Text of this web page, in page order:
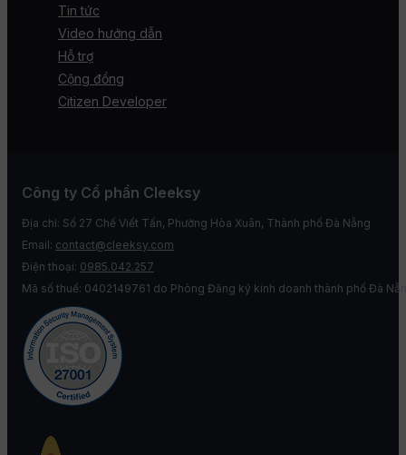
Tin tức
Video hướng dẫn
Hỗ trợ
Cộng đồng
Citizen Developer
Công ty Cổ phần Cleeksy
Địa chỉ: Số 27 Chế Viết Tấn, Phường Hòa Xuân, Thành phố Đà Nẵng
Email: contact@cleeksy.com
Điện thoại: 0985.042.257
Mã số thuế: 0402149761 do Phòng Đăng ký kinh doanh thành phố Đà